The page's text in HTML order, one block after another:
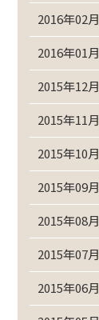
2016年02月
2016年01月
2015年12月
2015年11月
2015年10月
2015年09月
2015年08月
2015年07月
2015年06月